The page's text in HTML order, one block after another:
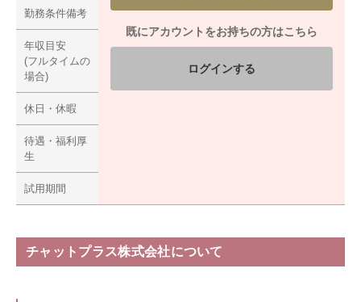
勤務条件備考
年収目安
(フルタイムの
場合)
休日・休暇
待遇・福利厚
生
試用期間
既にアカウントをお持ちの方はこちら
ログインする
チャットプラス株式会社について